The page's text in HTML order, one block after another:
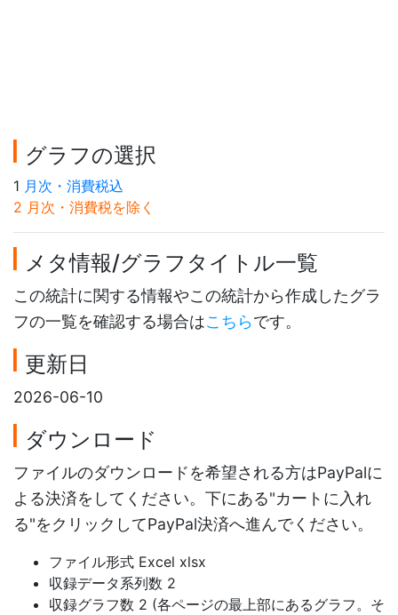
グラフの選択
1 月次・消費税込
2 月次・消費税を除く
メタ情報/グラフタイトル一覧
この統計に関する情報やこの統計から作成したグラ
フの一覧を確認する場合はこちらです。
更新日
2026-06-10
ダウンロード
ファイルのダウンロードを希望される方はPayPalに
よる決済をしてください。下にある"カートに入れ
る"をクリックしてPayPal決済へ進んでください。
ファイル形式 Excel xlsx
収録データ系列数 2
収録グラフ数 2 (各ページの最上部にあるグラフ。そ